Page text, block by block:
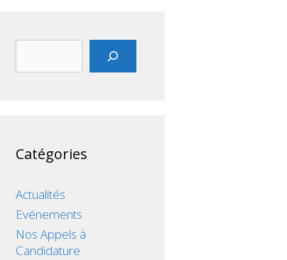
Catégories
Actualités
Evénements
Nos Appels à
Candidature